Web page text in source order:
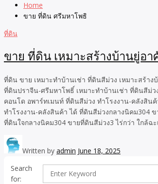
Home
ขาย ที่ดิน ศรีมหาโพธิ
ที่ดิน
ขาย ที่ดิน เหมาะสร้างบ้านยู่อ
ที่ดิน ขาย เหมาะทำบ้านเช่า ที่ดินสีม่วง เหมาะสร้า
ที่ดินปราจีน-ศรีมหาโพธิ์ เหมาะทำบ้านเช่า ที่ดินสีม่
คอนโด อพาร์ทเมนท์ ที่ดินสีม่วง ทำโรงงาน-คลังสิน
ทำโรงงาน-คลังสินค้า ได้ ที่ดินสีม่วงกลางนิคม304
ที่ดินใจกลางนิคม304 ขายที่ดินสีม่วง3 ไร่กว่า ใกล้ฉ
Written by admin June 18, 2025
Search
for: